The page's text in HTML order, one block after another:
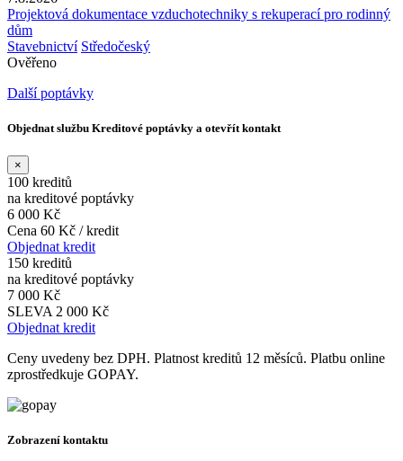
Projektová dokumentace vzduchotechniky s rekuperací pro rodinný
dům
Stavebnictví Středočeský
Ověřeno
Další poptávky
Objednat službu Kreditové poptávky a otevřít kontakt
×
100 kreditů
na kreditové poptávky
6 000 Kč
Cena 60 Kč / kredit
Objednat kredit
150 kreditů
na kreditové poptávky
7 000 Kč
SLEVA 2 000 Kč
Objednat kredit
Ceny uvedeny bez DPH. Platnost kreditů 12 měsíců. Platbu online
zprostředkuje GOPAY.
Zobrazení kontaktu